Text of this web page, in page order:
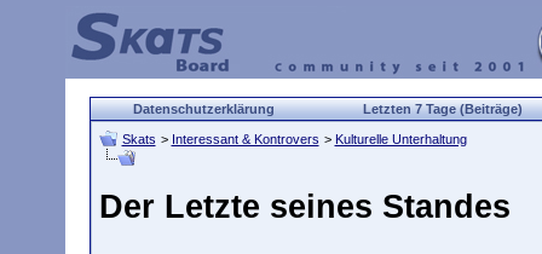
Datenschutzerklärung Letzten 7 Tage (Beiträge)
Skats > Interessant & Kontrovers > Kulturelle Unterhaltung
Der Letzte seines Standes